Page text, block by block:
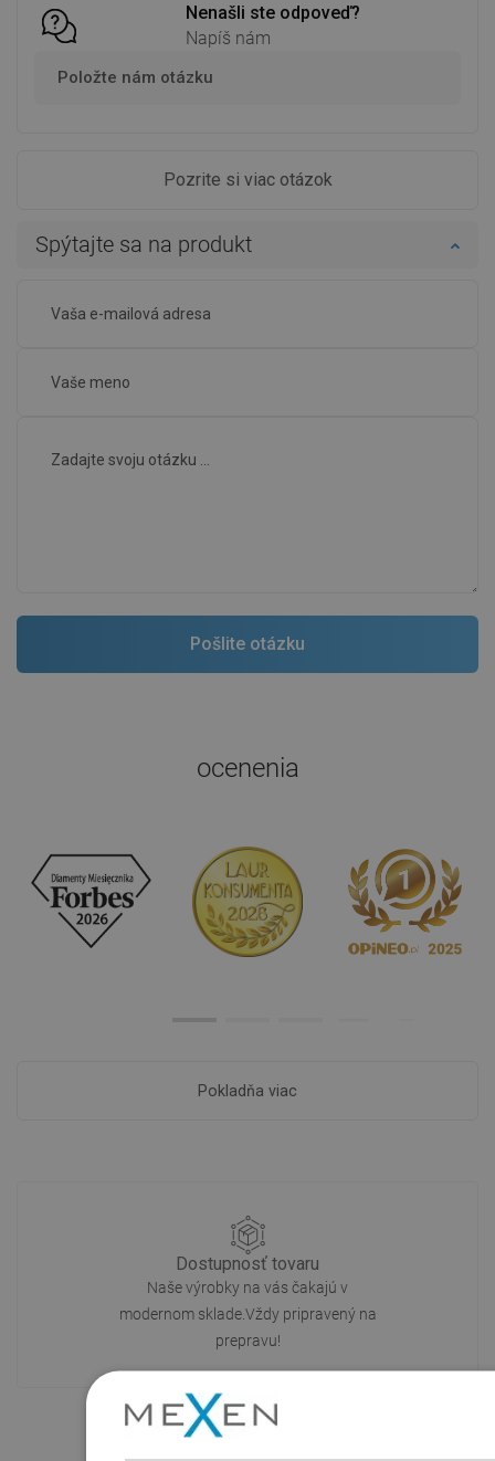
Nenašli ste odpoveď?
Napíš nám
Položte nám otázku
Pozrite si viac otázok
Spýtajte sa na produkt
ocenenia
Pokladňa viac
Dostupnosť tovaru
Naše výrobky na vás čakajú v
modernom sklade.Vždy pripravený na
prepravu!